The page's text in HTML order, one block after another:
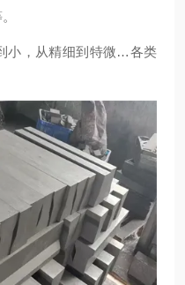
小，从精细到特微…各类